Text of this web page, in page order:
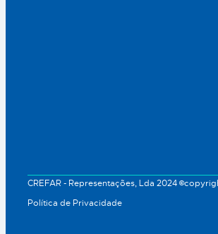
CREFAR - Representações, Lda 2024
Política de Privacidade